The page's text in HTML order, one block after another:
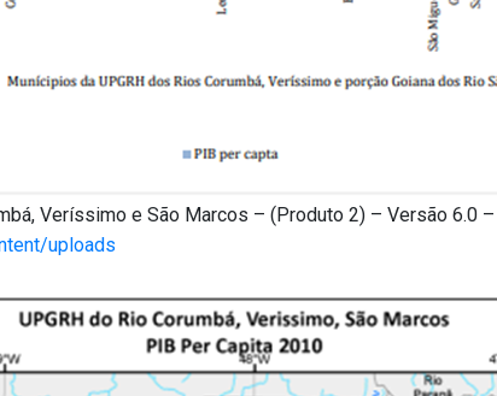
Veríssimo e São Marcos – (Produto 2) – Versão 6.0
uploads